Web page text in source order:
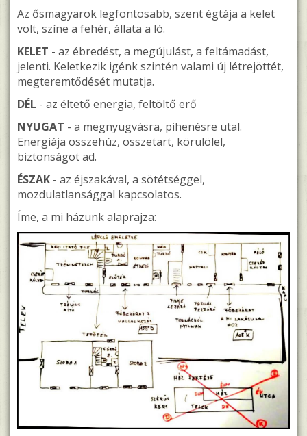
Az ősmagyarok legfontosabb, szent égtája a kelet
volt, színe a fehér, állata a ló.
KELET - az ébredést, a megújulást, a feltámadást,
jelenti. Keletkezik igénk szintén valami új létrejöttét,
megteremtődését mutatja.
DÉL - az éltető energia, feltöltő erő
NYUGAT - a megnyugvásra, pihenésre utal.
Energiája összehúz, összetart, körülölel,
biztonságot ad.
ÉSZAK - az éjszakával, a sötétséggel,
mozdulatlansággal kapcsolatos.
Íme, a mi házunk alaprajza: